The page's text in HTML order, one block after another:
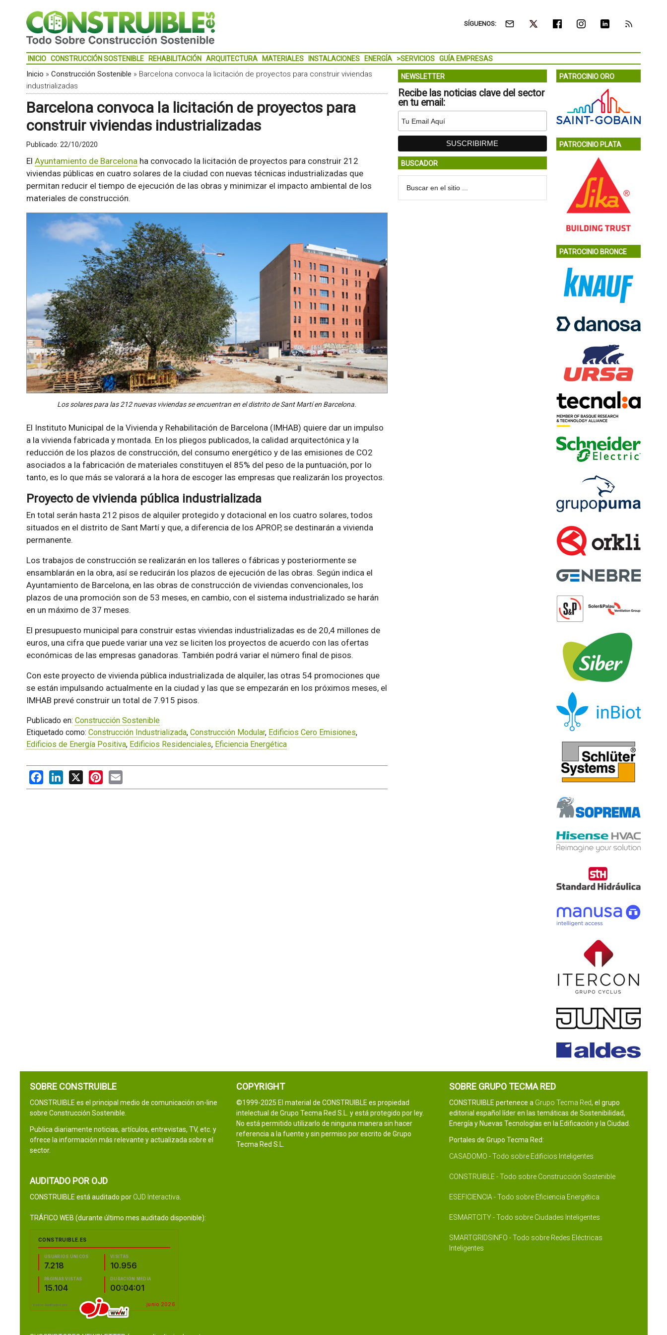
SÍGUENOS:
INICIO CONSTRUCCIÓN SOSTENIBLE REHABILITACIÓN ARQUITECTURA MATERIALES INSTALACIONES ENERGÍA >SERVICIOS GUÍA EMPRESAS
Inicio » Construcción Sostenible » Barcelona convoca la licitación de proyectos para construir viviendas
industrializadas
Barcelona convoca la licitación de proyectos para
construir viviendas industrializadas
Publicado: 22/10/2020
El Ayuntamiento de Barcelonaha convocado la licitación de proyectos para construir 212
viviendas públicas en cuatro solares de la ciudad con nuevas técnicas industrializadas que
permitan reducir el tiempo de ejecución de las obras y minimizar el impacto ambiental de los
materiales de construcción.
Los solares para las 212 nuevas viviendas se encuentran en el distrito de Sant Martí en Barcelona.
El Instituto Municipal de la Vivienda y Rehabilitación de Barcelona (IMHAB) quiere dar un impulso
a la vivienda fabricada y montada. En los pliegos publicados, la calidad arquitectónica y la
reducción de los plazos de construcción, del consumo energético y de las emisiones de CO2
asociados a la fabricación de materiales constituyen el 85% del peso de la puntuación, por lo
tanto, es lo que más se valorará a la hora de escoger las empresas que realizarán los proyectos.
Proyecto de vivienda pública industrializada
En total serán hasta 212 pisos de alquiler protegido y dotacional en los cuatro solares, todos
situados en el distrito de Sant Martí y que, a diferencia de los APROP, se destinarán a vivienda
permanente.
Los trabajos de construcción se realizarán en los talleres o fábricas y posteriormente se
ensamblarán en la obra, así se reducirán los plazos de ejecución de las obras. Según indica el
Ayuntamiento de Barcelona, en las obras de construcción de viviendas convencionales, los
plazos de una promoción son de 53 meses, en cambio, con el sistema industrializado se harán
en un máximo de 37 meses.
El presupuesto municipal para construir estas viviendas industrializadas es de 20,4 millones de
euros, una cifra que puede variar una vez se liciten los proyectos de acuerdo con las ofertas
económicas de las empresas ganadoras. También podrá variar el número final de pisos.
Con este proyecto de vivienda pública industrializada de alquiler, las otras 54 promociones que
se están impulsando actualmente en la ciudad y las que se empezarán en los próximos meses, el
IMHAB prevé construir un total de 7.915 pisos.
Publicado en: Construcción Sostenible
Etiquetado como: Construcción Industrializada, Construcción Modular, Edificios Cero Emisiones,
Edificios de Energía Positiva, Edificios Residenciales, Eficiencia Energética
FacebookLinkedIn
X PinterestEmail
NEWSLETTER
Recibe las noticias clave del sector
en tu email:
BUSCADOR
PATROCINIO ORO
PATROCINIO PLATA
PATROCINIO BRONCE
SOBRE CONSTRUIBLE
CONSTRUIBLE es el principal medio de comunicación on-line
sobre Construcción Sostenible.
Publica diariamente noticias, artículos, entrevistas, TV, etc. y
ofrece la información más relevante y actualizada sobre el
sector.
AUDITADO POR OJD
CONSTRUIBLE está auditado por OJD Interactiva
TRÁFICO WEB (durante último mes auditado disponible):
COPYRIGHT
©1999-2025 El material de CONSTRUIBLE es propiedad
intelectual de Grupo Tecma Red S.L. y está protegido por ley.
No está permitido utilizarlo de ninguna manera sin hacer
referencia a la fuente y sin permiso por escrito de Grupo
Tecma Red S.L.
SOBRE GRUPO TECMA RED
CONSTRUIBLE pertenece a Grupo Tecma Red, el grupo
editorial español líder en las temáticas de Sostenibilidad,
Energía y Nuevas Tecnologías en la Edificación y la Ciudad.
Portales de Grupo Tecma Red:
CASADOMO - Todo sobre Edificios Inteligentes
CONSTRUIBLE - Todo sobre Construcción Sostenible
ESEFICIENCIA - Todo sobre Eficiencia Energética
ESMARTCITY - Todo sobre Ciudades Inteligentes
SMARTGRIDSINFO - Todo sobre Redes Eléctricas
Inteligentes